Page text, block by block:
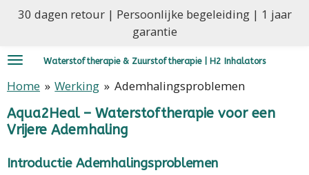
Ga
de
hoofdinhoud
Waterstoftherapie & Zuurstoftherapie | H2 Inhalators
30 dagen retour | Persoonlijke begeleiding | 1 jaar
garantie
Home » Werking » Ademhalingsproblemen
Aqua2Heal – Waterstoftherapie voor een
Vrijere Ademhaling
Introductie Ademhalingsproblemen